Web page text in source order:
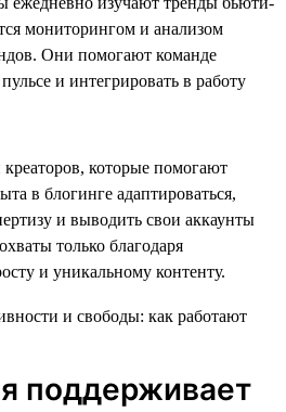
мониторингом и анализом
Они помогают команде
и интегрировать в работу
которые помогают
в блогинге адаптироваться,
и выводить свои аккаунты
только благодаря
и уникальному контенту.
поддерживает